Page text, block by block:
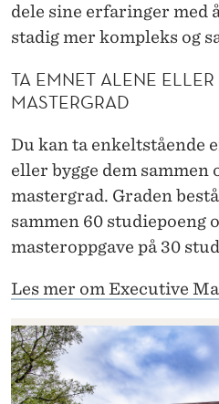
dele sine erfaringer med
stadig mer kompleks og
TA EMNET ALENE
MASTERGRAD
Du kan ta enkeltstående
eller bygge dem
mastergrad. Graden
sammen 60 studiepoeng
masteroppgave på 30
Les mer om Executive